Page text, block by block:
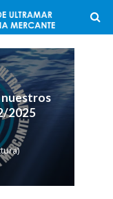
nuestros
2025